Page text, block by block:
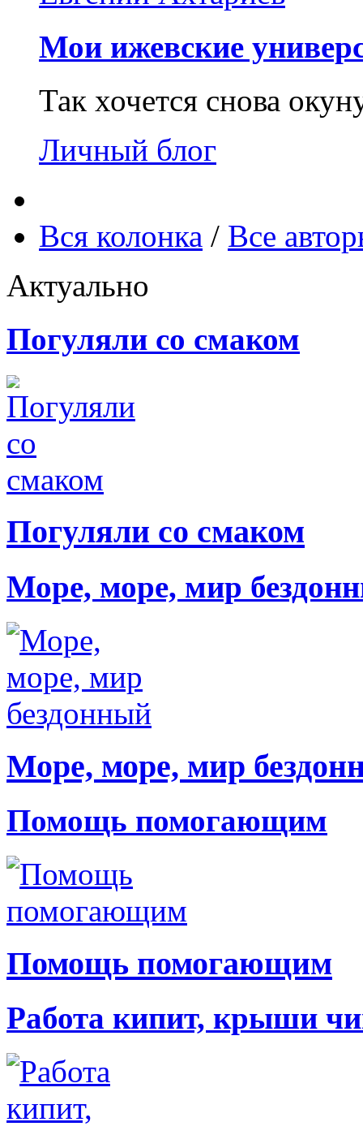
Мои ижевские
Так хочется снова
Личный блог
Вся колонка / Все
Актуально
Погуляли со смаком
Погуляли со смаком
Море, море, мир
Море, море, мир
Помощь помогающим
Помощь помогающим
Работа кипит, крыши